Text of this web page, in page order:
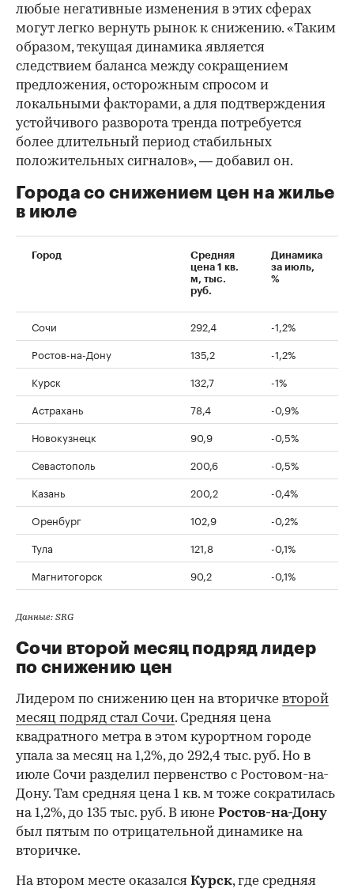
любые негативные изменения в этих сферах
могут легко вернуть рынок к снижению. «Таким
образом, текущая динамика является
следствием баланса между сокращением
предложения, осторожным спросом и
локальными факторами, а для подтверждения
устойчивого разворота тренда потребуется
более длительный период стабильных
положительных сигналов», — добавил он.
Города со снижением цен на жилье
в июле
Город
Средняя
цена 1 кв.
м, тыс.
руб.
Динамика
за июль,
%
Сочи 292,4
-1,2%
Ростов-на-Дону
135,2
-1,2%
Курск
132,7
-1%
Астрахань
78,4
-0,9%
Новокузнецк
90,9
-0,5%
Севастополь
200,6
-0,5%
Казань
200,2
-0,4%
Оренбург
102,9
-0,2%
Тула
121,8
-0,1%
Магнитогорск
90,2 -0,1%
Данные: SRG
Сочи второй месяц подряд лидер
по снижению цен
Лидером по снижению цен на вторичке второй
месяц подряд стал Сочи. Средняя цена
квадратного метра в этом курортном городе
упала за месяц на 1,2%, до 292,4 тыс. руб. Но в
июле Сочи разделил первенство с Ростовом-на-
Дону. Там средняя цена 1 кв. м тоже сократилась
на 1,2%, до 135 тыс. руб. В июне Ростов-на-Дону
был пятым по отрицательной динамике на
вторичке.
На втором месте оказался Курск, где средняя